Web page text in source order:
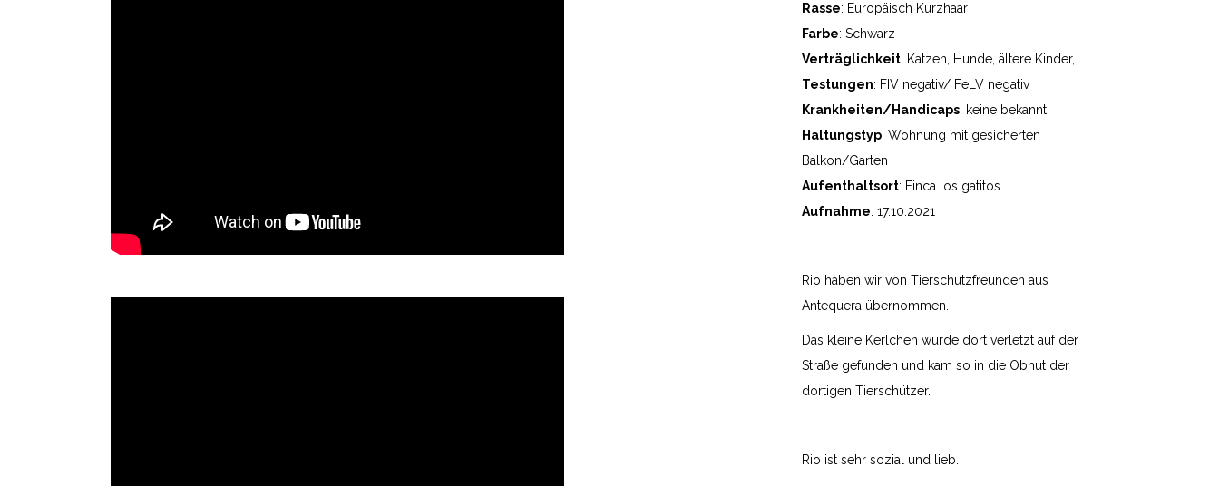
Rasse: Europäisch Kurzhaar
Farbe: Schwarz
Verträglichkeit: Katzen, Hunde, ältere Kinder,
Testungen: FIV negativ/ FeLV negativ
Krankheiten/Handicaps: keine bekannt
Haltungstyp: Wohnung mit gesicherten
Balkon/Garten
Aufenthaltsort: Finca los gatitos
Aufnahme: 17.10.2021
Rio haben wir von Tierschutzfreunden aus
Antequera übernommen.
Das kleine Kerlchen wurde dort verletzt auf der
Straße gefunden und kam so in die Obhut der
dortigen Tierschützer.
Rio ist sehr sozial und lieb.